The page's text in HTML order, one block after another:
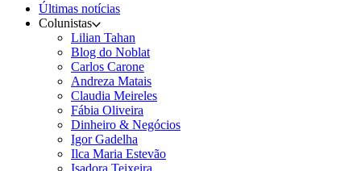
Últimas notícias
Colunistas
Lilian Tahan
Blog do Noblat
Carlos Carone
Andreza Matais
Claudia Meireles
Fábia Oliveira
Dinheiro & Negócios
Igor Gadelha
Ilca Maria Estevão
Isadora Teixeira